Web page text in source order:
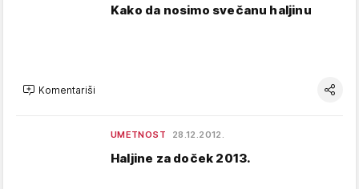
Kako da nosimo svečanu haljinu
Komentariši
UMETNOST 28.12.2012.
Haljine za doček 2013.